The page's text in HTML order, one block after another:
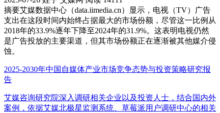
摘要艾媒数据中心（data.iimedia.cn）显示，电视（TV）广告
支出在这段时间内始终占据最大的市场份额，尽管这一比例从
2018年的33.9%逐年下降至2024年的31.9%。这表明电视仍然
是广告投放的主要渠道，但其市场份额正在逐渐被其他媒介侵
蚀。
2025-2030年中国自媒体产业市场竞争态势与投资策略研究报
告
艾媒咨询研究院深入调研相关企业以及投资人士，结合国内外
案例，依据艾媒北极星监测系统、草莓派用户调研中心的相关